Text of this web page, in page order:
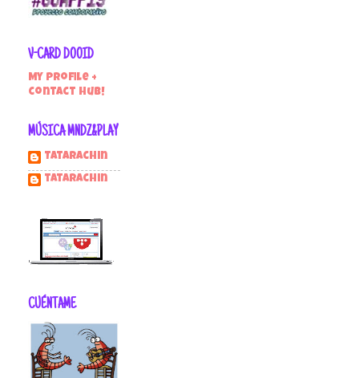
V-CARD DOOID
My profile +
contact hub!
MÚSICA MNDZ&PLAY
Tatarachin
tatarachin
CUÉNTAME